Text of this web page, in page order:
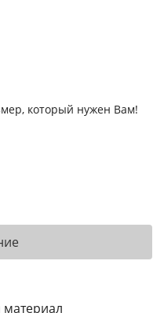
который нужен Вам!